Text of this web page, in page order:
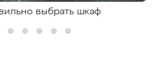
выбрать шкаф